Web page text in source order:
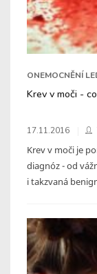
ONEMOCNĚNÍ
Krev v moči -
17.11.2016
Krev v moči je
diagnóz - od
i takzvaná